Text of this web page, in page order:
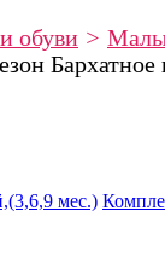
обуви >
мес.)